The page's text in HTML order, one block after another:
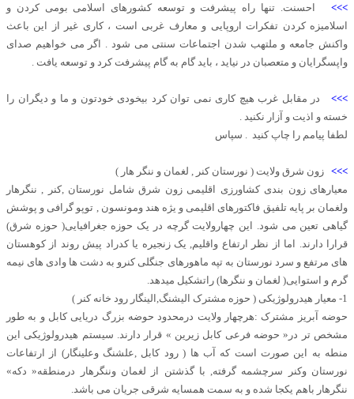
>>> احسنت. تنها راه پیشرفت و توسعه کشورهای اسلامی بومی کردن و
اسلامیزه کردن تفکرات اروپایی و معارف غربی است ، کاری غیر از این باعث
واکنش جامعه و ملتهب شدن اجتماعات سنتی می شود . اگر می خواهیم صدای
واپسگرایان و متعصبان در نیاید ، باید گام به گام پیشرفت کرد و توسعه یافت .
>>> در مقابل غرب هیچ کاری نمی توان کرد بیخودی خودتون و ما و دیگران را
خسته و اذیت و آزار نکنید .
لطفا پیامم را چاپ کنید ‌ . سپاس
>>> زون شرق ولایت ( نورستان کنر , لغمان و ننگر هار )
معیارهای زون بندی کشاورزی اقلیمی زون شرق شامل نورستان ,کنر , ننگرهار
ولغمان بر پایه تلفیق فاکتورهای اقلیمی و یژه هند ومونسون , توپو گرافی و پوشش
گیاهی تعین می شود. این چهارولایت گرچه در یک حوزه جغرافیایی( حوزه شرق)
قرارا دارند. اما از نظر ارتفاع واقلیم, یک زنجیره یا کدراد پیش روند از کوهستان
های مرتفع و سرد نورستان به تپه ماهورهای جنگلی کنرو به دشت ها وادی های نیمه
گرم و استوایی( لغمان و ننگرها) راتشکیل میدهد.
1- معیار هیدرولوژیکی ( حوزه مشترک الیشنگ,الینگار رود خانه کنر )
حوضه آبریز مشترک :هرچهار ولایت درمحدود حوضه بزرگ دریایی کابل و به طور
مشخص تر در« حوضه فرعی کابل زیرین » قرار دارند. سیستم هیدرولوژیکی این
منطه به این صورت است که آب ها ( رود کابل ,علشنگ وعلینگار) از ارتفاعات
نورستان وکنر سرچشمه گرفته, با گذشتن از لغمان وننگرهار درمنطقه« دکه»
ننگرهار باهم یکجا شده و به سمت همسایه شرقی جریان می باشد.